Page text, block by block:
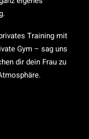
Training mit
Gym – sag uns
dir dein Frau zu